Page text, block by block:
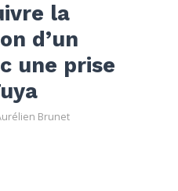
la
d’un
une prise
Brunet